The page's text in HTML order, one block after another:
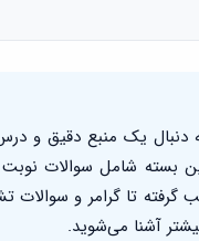
دنبال یک منبع دقیق و
بسته شامل سوالات
گرفته تا گرامر و سوالات
آشنا می‌شوید.